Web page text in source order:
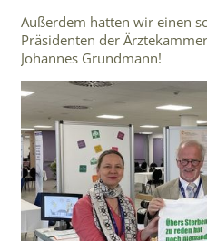
Außerdem hatten wir einen
Präsidenten der
Johannes Grundmann!